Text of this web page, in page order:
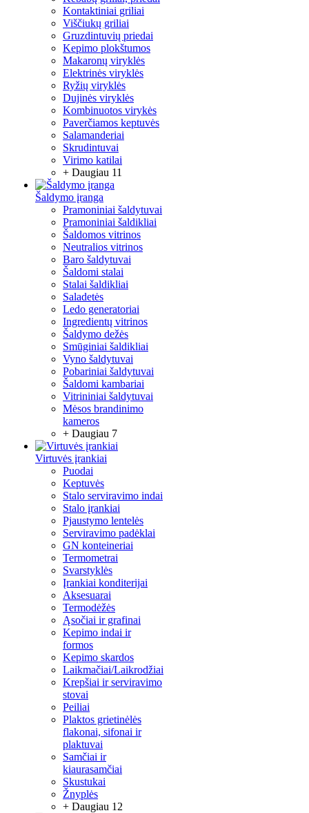
Kontaktiniai griliai
Viščiukų griliai
Gruzdintuvių priedai
Kepimo plokštumos
Makaronų viryklės
Elektrinės viryklės
Ryžių viryklės
Dujinės viryklės
Kombinuotos virykės
Paverčiamos keptuvės
Salamanderiai
Skrudintuvai
Virimo katilai
+ Daugiau 11
Šaldymo įranga
Pramoniniai šaldytuvai
Pramoniniai šaldikliai
Šaldomos vitrinos
Neutralios vitrinos
Baro šaldytuvai
Šaldomi stalai
Stalai šaldikliai
Saladetės
Ledo generatoriai
Ingredientų vitrinos
Šaldymo dežės
Smūginiai šaldikliai
Vyno šaldytuvai
Pobariniai šaldytuvai
Šaldomi kambariai
Vitrininiai šaldytuvai
Mėsos brandinimo
kameros
+ Daugiau 7
Virtuvės įrankiai
Puodai
Keptuvės
Stalo serviravimo indai
Stalo įrankiai
Pjaustymo lentelės
Serviravimo padėklai
GN konteineriai
Termometrai
Svarstyklės
Įrankiai konditerijai
Aksesuarai
Termodėžės
Ąsočiai ir grafinai
Kepimo indai ir
formos
Kepimo skardos
Laikmačiai/Laikrodžiai
Krepšiai ir serviravimo
stovai
Peiliai
Plaktos grietinėlės
flakonai, sifonai ir
plaktuvai
Samčiai ir
kiaurasamčiai
Skustukai
Žnyplės
+ Daugiau 12